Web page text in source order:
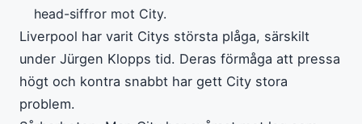
head-siffror mot City.
Liverpool har varit Citys största plåga, särskilt
under Jürgen Klopps tid. Deras förmåga att pressa
högt och kontra snabbt har gett City stora
problem.